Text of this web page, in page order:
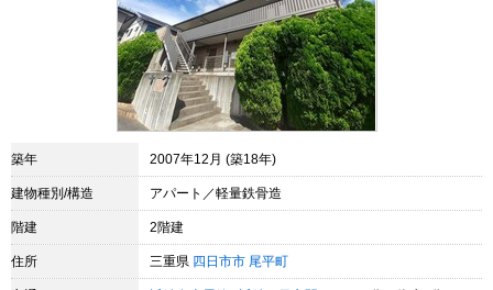
築年 2007年12月 (築18年)
建物種別/構造 アパート／軽量鉄骨造
階建 2階建
住所 三重県 四日市市 尾平町